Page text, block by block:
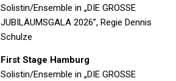
Solistin/Ensemble in „DIE GROSSE
JUBILÄUMSGALA 2026”, Regie Dennis
Schulze
First Stage Hamburg
Solistin/Ensemble in „DIE GROSSE